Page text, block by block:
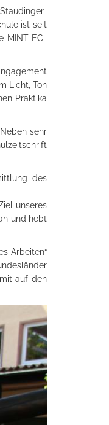
ist seit
MINT-EC-
Licht, Ton
Praktika
sehr
des
unseres
und hebt
Arbeiten“
auf den